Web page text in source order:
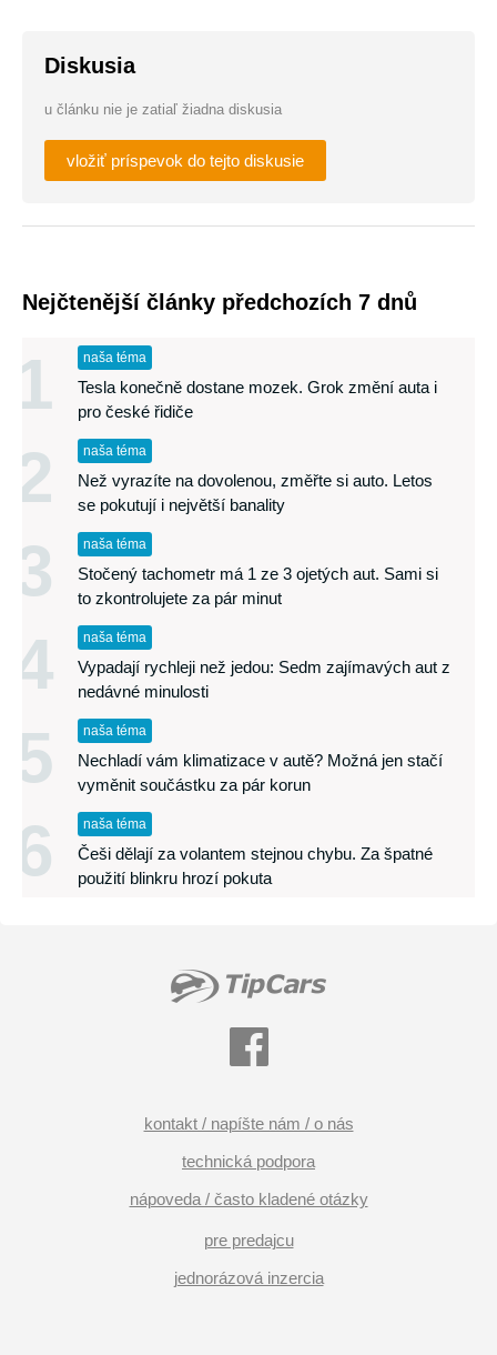
Diskusia
u článku nie je zatiaľ žiadna diskusia
vložiť príspevok do tejto diskusie
Nejčtenější články předchozích 7 dnů
1 naša téma
Tesla konečně dostane mozek. Grok změní auta i
pro české řidiče
2 naša téma
Než vyrazíte na dovolenou, změřte si auto. Letos
se pokutují i největší banality
3 naša téma
Stočený tachometr má 1 ze 3 ojetých aut. Sami si
to zkontrolujete za pár minut
4 naša téma
Vypadají rychleji než jedou: Sedm zajímavých aut z
nedávné minulosti
5 naša téma
Nechladí vám klimatizace v autě? Možná jen stačí
vyměnit součástku za pár korun
6 naša téma
Češi dělají za volantem stejnou chybu. Za špatné
použití blinkru hrozí pokuta
kontakt / napíšte nám / o nás
technická podpora
nápoveda / často kladené otázky
pre predajcu
jednorázová inzercia